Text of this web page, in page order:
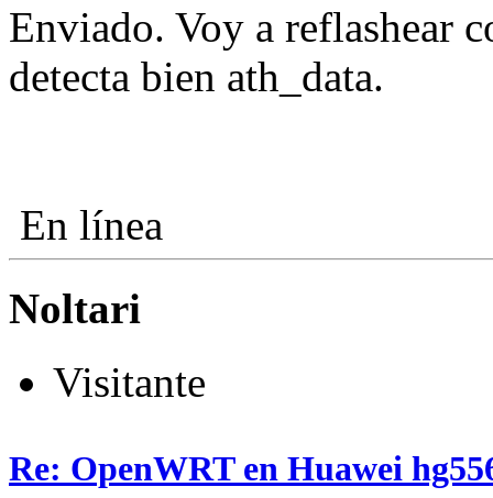
Enviado. Voy a reflashear
detecta bien ath_data.
En línea
Noltari
Visitante
Re: OpenWRT en Huawei